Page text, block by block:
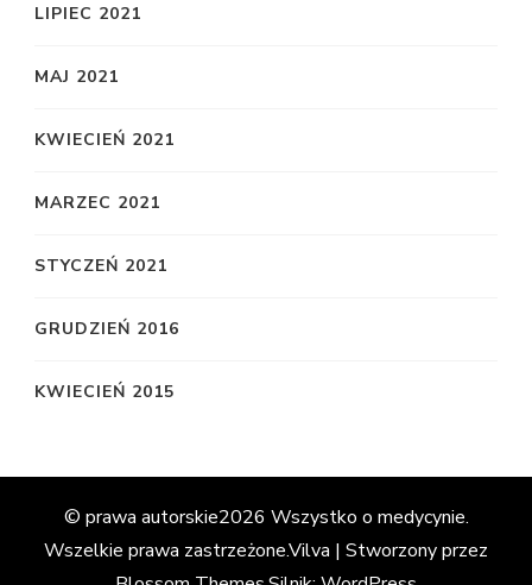
LIPIEC 2021
MAJ 2021
KWIECIEŃ 2021
MARZEC 2021
STYCZEŃ 2021
GRUDZIEŃ 2016
KWIECIEŃ 2015
© prawa autorskie2026 Wszystko o medycynie.
Wszelkie prawa zastrzeżone.Vilva | Stworzony przez